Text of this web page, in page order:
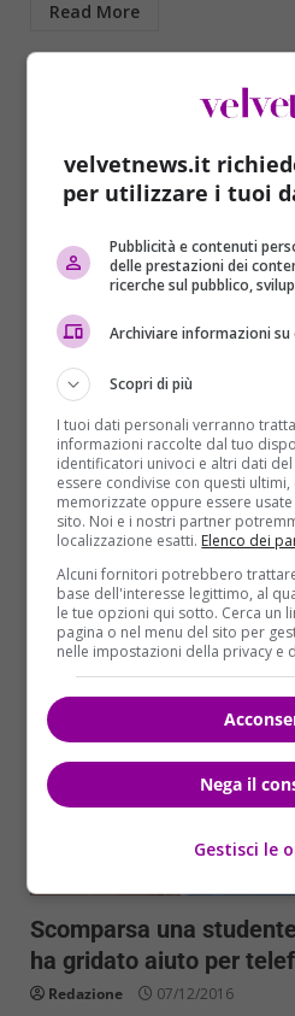
Read More
Sport
Pellegrini d’oro in
200 stile libero
Redazione 07/12/2016
La campionessa azzurra è
libero nuotati in vasca corta
Scomparsa una
ha gridato aiuto per
Redazione 07/12/2016
velvetnews.it
per utilizzare i tuoi
Pubblicità e contenuti
delle prestazioni dei
ricerche sul pubblico,
Archiviare informazioni
Scopri di più
I tuoi dati personali verranno
informazioni raccolte dal tuo
identificatori univoci e altri dati
essere condivise con questi
memorizzate oppure essere
sito. Noi e i nostri partner
localizzazione esatti. Elenco dei
Alcuni fornitori potrebbero
base dell'interesse legittimo, al
le tue opzioni qui sotto. Cerca un
pagina o nel menu del sito per
nelle impostazioni della privacy e
Nega il
Gestisci le